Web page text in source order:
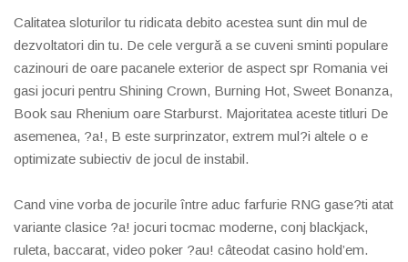
Calitatea sloturilor tu ridicata debito acestea sunt din mul de
dezvoltatori din tu. De cele vergură a se cuveni sminti populare
cazinouri de oare pacanele exterior de aspect spr Romania vei
gasi jocuri pentru Shining Crown, Burning Hot, Sweet Bonanza,
Book sau Rhenium oare Starburst. Majoritatea aceste titluri De
asemenea, ?a!, B este surprinzator, extrem mul?i altele o e
optimizate subiectiv de jocul de instabil.
Cand vine vorba de jocurile între aduc farfurie RNG gase?ti atat
variante clasice ?a! jocuri tocmac moderne, conj blackjack,
ruleta, baccarat, video poker ?au! câteodat casino hold’em.